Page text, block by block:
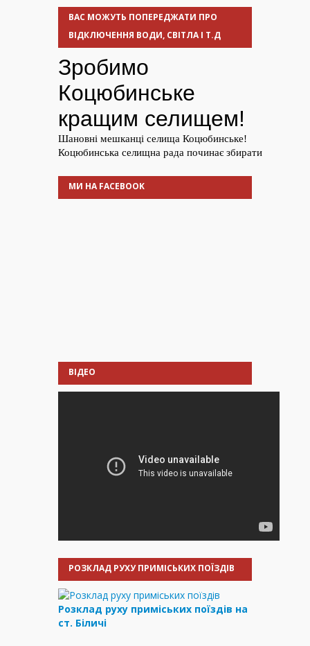
ВАС МОЖУТЬ ПОПЕРЕДЖАТИ ПРО
ВІДКЛЮЧЕННЯ ВОДИ, СВІТЛА І Т.Д
МИ НА FACEBOOK
ВІДЕО
РОЗКЛАД РУХУ ПРИМІСЬКИХ ПОЇЗДІВ
Розклад руху приміських поїздів на
ст. Біличі